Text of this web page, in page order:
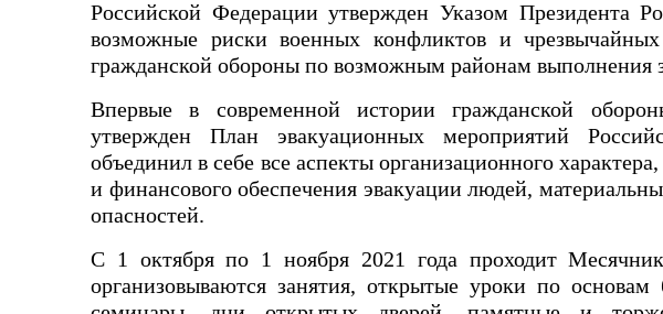
Российской Федерации утвержден Указом Президента
возможные риски военных конфликтов и
гражданской обороны по возможным районам выполнения
Впервые в современной истории гражданской
утвержден План эвакуационных мероприятий
объединил в себе все аспекты организационного
и финансового обеспечения эвакуации людей,
С 1 октября по 1 ноября 2021 года проходит
организовываются занятия, открытые уроки по основам